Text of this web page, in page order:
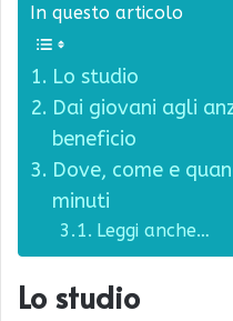
In questo articolo
Lo studio
Dai giovani agli
beneficio
Dove, come e
minuti
Leggi anche…
Lo studio